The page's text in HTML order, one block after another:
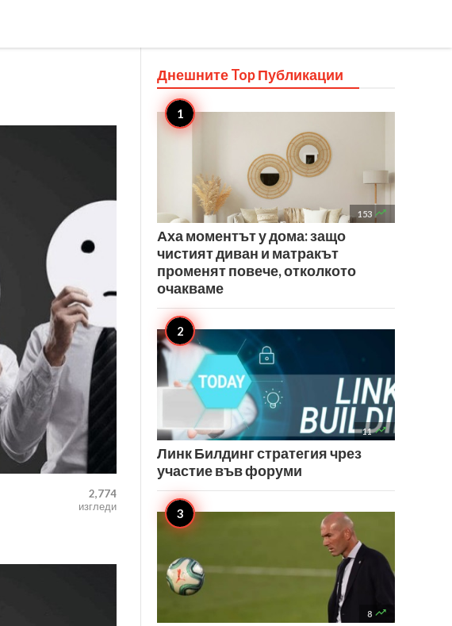
2,774
изгледи
Днешните TopПубликации
153 
Аха моментът у дома: защо
чистият диван и матракът
променят повече, отколкото
очакваме
11 
Линк Билдинг стратегия чрез
участие във форуми
8 